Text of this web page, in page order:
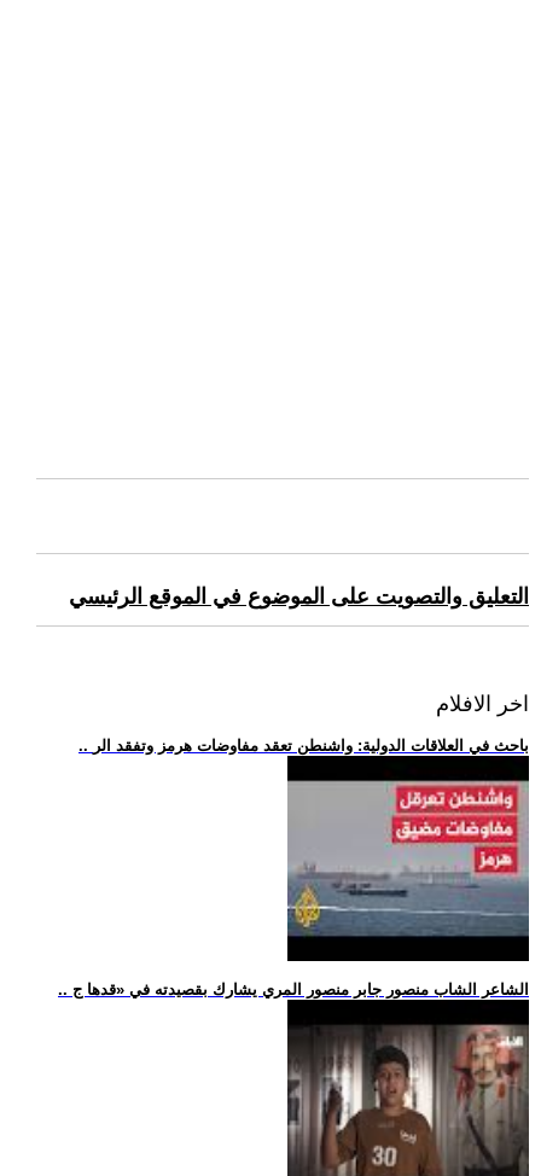
التعليق والتصويت على الموضوع في الموقع الرئيسي
اخر الافلام
.. باحث في العلاقات الدولية: واشنطن تعقد مفاوضات هرمز وتفقد الر
.. الشاعر الشاب منصور جابر منصور المري يشارك بقصيدته في «قدها ج